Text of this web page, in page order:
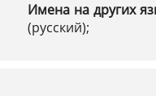
Имена на других
(русский);